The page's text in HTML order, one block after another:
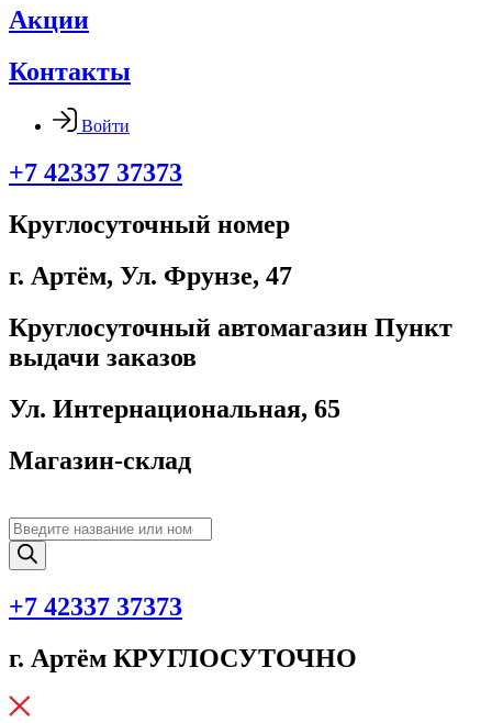
Акции
Контакты
Войти
+7 42337 37373
Круглосуточный номер
г. Артём, ​Ул. Фрунзе, 47
Круглосуточный автомагазин Пункт
выдачи заказов
Ул. Интернациональная, 65
Магазин-склад
Поиск
товаров
+7 42337 37373
г. Артём КРУГЛОСУТОЧНО